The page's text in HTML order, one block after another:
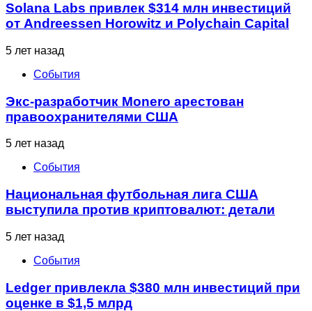
Solana Labs привлек $314 млн инвестиций
от Andreessen Horowitz и Polychain Capital
5 лет назад
События
Экс-разработчик Monero арестован
правоохранителями США
5 лет назад
События
Национальная футбольная лига США
выступила против криптовалют: детали
5 лет назад
События
Ledger привлекла $380 млн инвестиций при
оценке в $1,5 млрд